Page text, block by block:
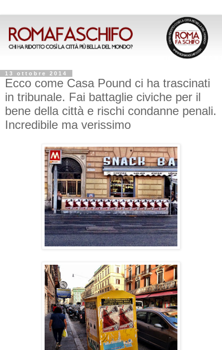
13 ottobre 2014
Ecco come Casa Pound ci ha trascinati
in tribunale. Fai battaglie civiche per il
bene della città e rischi condanne penali.
Incredibile ma verissimo